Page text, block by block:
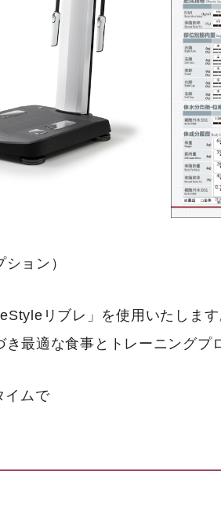
ョン）
リブレ」を使用いたしま
最適な食事とトレーニングプ
イムで